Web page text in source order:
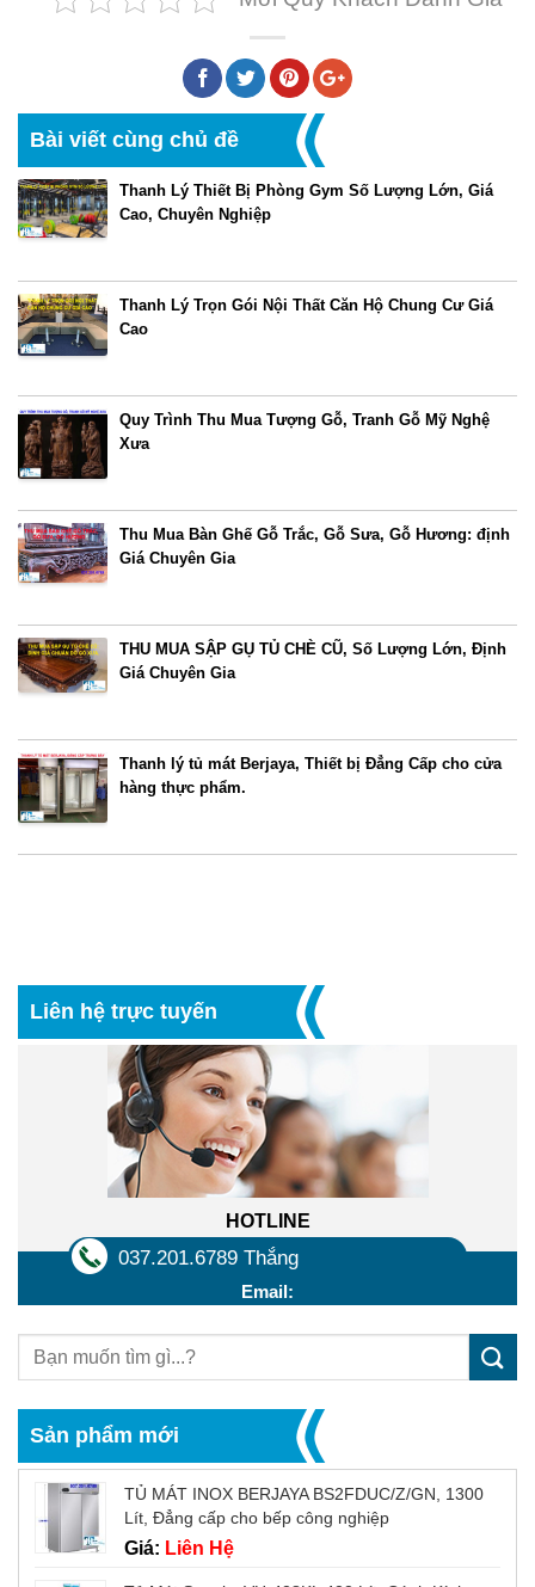
Liên hệ trực tuyến
HOTLINE
037.201.6789 Thắng
Email:
Sản phẩm mới
TỦ MÁT INOX BERJAYA BS2FDUC/Z/GN, 1300
Lít, Đẳng cấp cho bếp công nghiệp
Giá: Liên Hệ
Bài viết cùng chủ đề
Thanh Lý Thiết Bị Phòng Gym Số Lượng Lớn, Giá
Cao, Chuyên Nghiệp
Thanh Lý Trọn Gói Nội Thất Căn Hộ Chung Cư Giá
Cao
Quy Trình Thu Mua Tượng Gỗ, Tranh Gỗ Mỹ Nghệ
Xưa
Thu Mua Bàn Ghế Gỗ Trắc, Gỗ Sưa, Gỗ Hương: định
Giá Chuyên Gia
THU MUA SẬP GỤ TỦ CHÈ CŨ, Số Lượng Lớn, Định
Giá Chuyên Gia
Thanh lý tủ mát Berjaya, Thiết bị Đẳng Cấp cho cửa
hàng thực phẩm.